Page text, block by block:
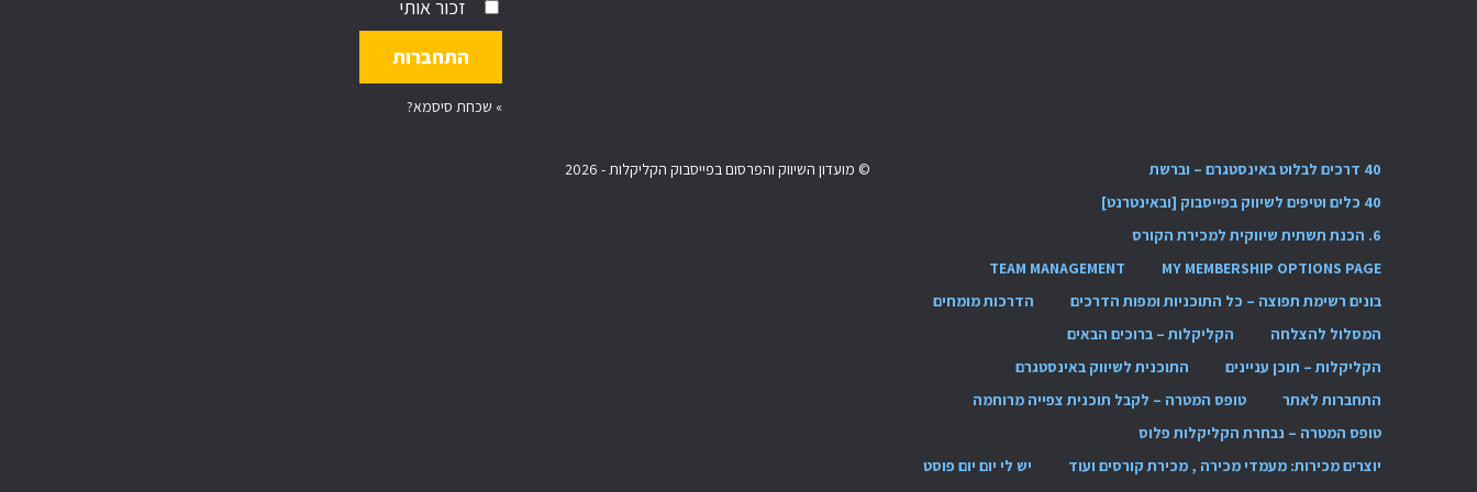
זכור אותי
» שכחת סיסמא?
© מועדון השיווק והפרסום בפייסבוק הקליקלות - 2026
40 דרכים לבלוט באינסטגרם – וברשת
40 כלים וטיפים לשיווק בפייסבוק [ובאינטרנט]
6. הכנת תשתית שיווקית למכירת הקורס
MY MEMBERSHIP OPTIONS PAGE
TEAM MANAGEMENT
בונים רשימת תפוצה – כל התוכניות ומפות הדרכים
הדרכות מומחים
המסלול להצלחה
הקליקלות – ברוכים הבאים
הקליקלות – תוכן עניינים
התוכנית לשיווק באינסטגרם
התחברות לאתר
טופס המטרה – לקבל תוכנית צפייה מרוחמה
טופס המטרה – נבחרת הקליקלות פלוס
יוצרים מכירות: מעמדי מכירה , מכירת קורסים ועוד
יש לי יום יום פוסט